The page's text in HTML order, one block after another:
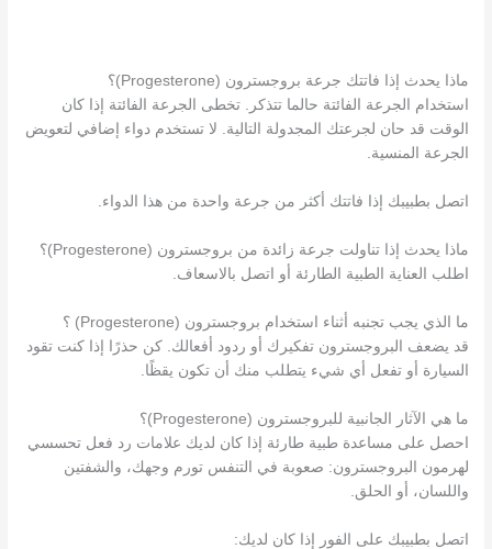
ماذا يحدث إذا فاتتك جرعة بروجسترون (Progesterone)؟
استخدام الجرعة الفائتة حالما تتذكر. تخطى الجرعة الفائتة إذا كان
الوقت قد حان لجرعتك المجدولة التالية. لا تستخدم دواء إضافي لتعويض
الجرعة المنسية.
اتصل بطبيبك إذا فاتتك أكثر من جرعة واحدة من هذا الدواء.
ماذا يحدث إذا تناولت جرعة زائدة من بروجسترون (Progesterone)؟
اطلب العناية الطبية الطارئة أو اتصل بالاسعاف.
ما الذي يجب تجنبه أثناء استخدام بروجسترون (Progesterone) ؟
قد يضعف البروجسترون تفكيرك أو ردود أفعالك. كن حذرًا إذا كنت تقود
السيارة أو تفعل أي شيء يتطلب منك أن تكون يقظًا.
ما هي الآثار الجانبية للبروجسترون (Progesterone)؟
احصل على مساعدة طبية طارئة إذا كان لديك علامات رد فعل تحسسي
لهرمون البروجسترون: صعوبة في التنفس تورم وجهك، والشفتين
واللسان، أو الحلق.
اتصل بطبيبك على الفور إذا كان لديك: